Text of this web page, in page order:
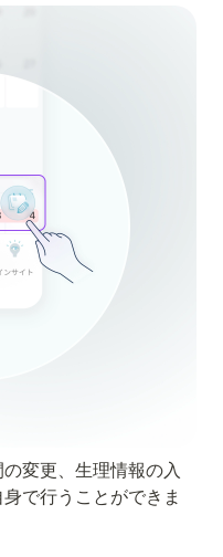
変更、生理情報の入
で行うことができま